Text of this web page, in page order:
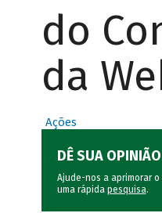
do
da
Ações
DÊ SUA OPINIÃO
Ajude-nos a aprimorar o
uma rápida pesquisa.